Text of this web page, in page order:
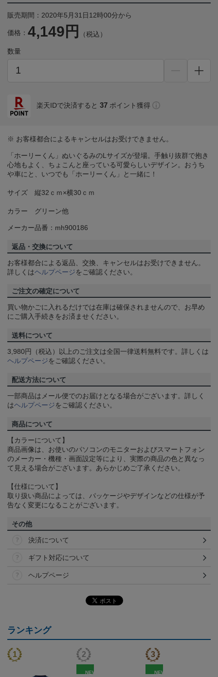
販売期間：2020年5月31日12時00分から
価格： 4,149円 （税込）
数量
楽天IDで決済すると 37 ポイント獲得
※ お客様都合によるキャンセルはお受けできません。
「ホーリーくん」ぬいぐるみのLサイズが登場。手触り抜群で抱き
心地もよく、ちょこんと座っている可愛らしいデザイン。おうち
や車にと、いつでも「ホーリーくん」と一緒に！
サイズ 縦32ｃｍ×横30ｃｍ
カラー グリーン他
メーカー品番：mh900186
返品・交換について
お客様都合による返品、交換、キャンセルはお受けできません。
詳しくはヘルプページをご確認ください。
ご注文の確定について
買い物かごに入れるだけでは在庫は確保されませんので、お早め
にご購入手続きをお済ませください。
送料について
3,980円（税込）以上のご注文は全国一律送料無料です。詳しくは
ヘルプページをご確認ください。
配送方法について
一部商品はメール便でのお届けとなる場合がございます。詳しく
はヘルプページをご確認ください。
商品について
【カラーについて】
商品画像は、お使いのパソコンのモニターおよびスマートフォン
のメーカー・機種・画面設定等により、実際の商品の色と異なっ
て見える場合がございます。あらかじめご了承ください。
【仕様について】
取り扱い商品によっては、パッケージやデザインなどの仕様が予
告なく変更になることがございます。
その他
決済について
ギフト対応について
ヘルプページ
ランキング
NEW NEW